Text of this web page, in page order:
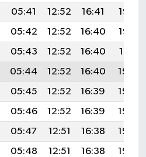
05:41 12:52 16:41
19:53
05:42 12:52 16:40
19:52
05:43 12:52 16:40
19:51
05:44 12:52 16:40
19:50
05:45 12:52 16:39
19:49
05:46 12:52 16:39
19:48
05:47 12:51 16:38
19:46
05:48 12:51 16:38
19:45